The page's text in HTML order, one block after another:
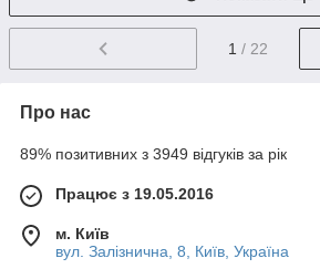
1 / 22
Про нас
89% позитивних з 3949 відгуків за рік
Працює з 19.05.2016
м. Київ
вул. Залізнична, 8, Київ, Україна